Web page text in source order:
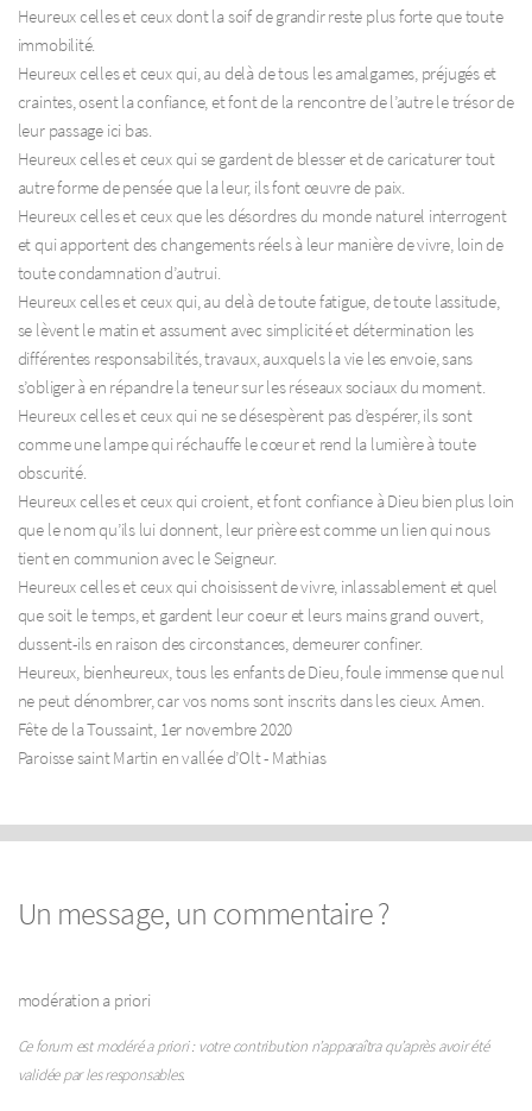
Heureux celles et ceux dont la soif de grandir reste plus forte que toute
immobilité.
Heureux celles et ceux qui, au delà de tous les amalgames, préjugés et
craintes, osent la confiance, et font de la rencontre de l’autre le trésor de
leur passage ici bas.
Heureux celles et ceux qui se gardent de blesser et de caricaturer tout
autre forme de pensée que la leur, ils font œuvre de paix.
Heureux celles et ceux que les désordres du monde naturel interrogent
et qui apportent des changements réels à leur manière de vivre, loin de
toute condamnation d’autrui.
Heureux celles et ceux qui, au delà de toute fatigue, de toute lassitude,
se lèvent le matin et assument avec simplicité et détermination les
différentes responsabilités, travaux, auxquels la vie les envoie, sans
s’obliger à en répandre la teneur sur les réseaux sociaux du moment.
Heureux celles et ceux qui ne se désespèrent pas d’espérer, ils sont
comme une lampe qui réchauffe le cœur et rend la lumière à toute
obscurité.
Heureux celles et ceux qui croient, et font confiance à Dieu bien plus loin
que le nom qu’ils lui donnent, leur prière est comme un lien qui nous
tient en communion avec le Seigneur.
Heureux celles et ceux qui choisissent de vivre, inlassablement et quel
que soit le temps, et gardent leur coeur et leurs mains grand ouvert,
dussent-ils en raison des circonstances, demeurer confiner.
Heureux, bienheureux, tous les enfants de Dieu, foule immense que nul
ne peut dénombrer, car vos noms sont inscrits dans les cieux. Amen.
Fête de la Toussaint, 1er novembre 2020
Paroisse saint Martin en vallée d’Olt - Mathias
Un message, un commentaire ?
modération a priori
Ce forum est modéré a priori : votre contribution n’apparaîtra qu’après avoir été
validée par les responsables.